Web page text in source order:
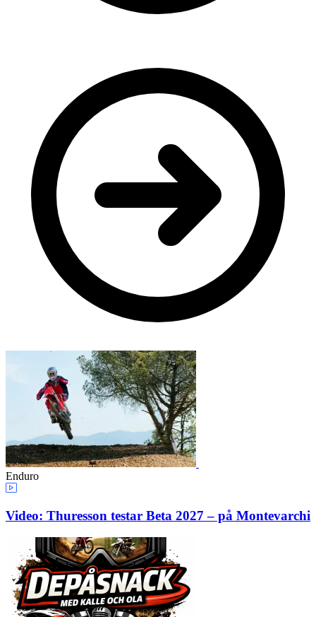
Enduro
Video: Thuresson testar Beta 2027 – på Montevarchi